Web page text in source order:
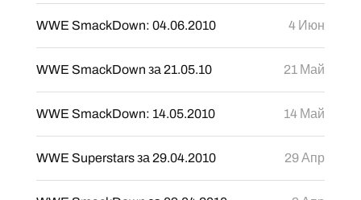
WWE SmackDown: 04.06.2010 4 Июн
WWE SmackDown за 21.05.10 21 Май
WWE SmackDown: 14.05.2010 14 Май
WWE Superstars за 29.04.2010 29 Апр